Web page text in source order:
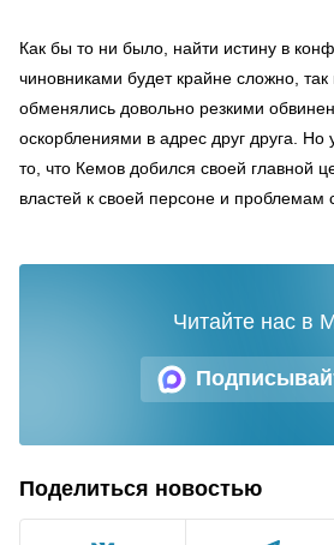
Как бы то ни было, найти истину в
чиновниками будет крайне сложно, так
обменялись довольно резкими
оскорблениями в адрес друг друга. Но
то, что Кемов добился своей главной
властей к своей персоне и проблемам
Читайте нас в
Поделиться новостью